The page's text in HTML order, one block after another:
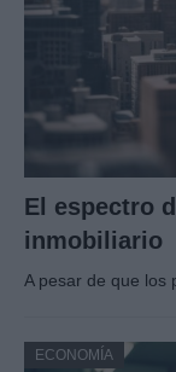
El espectro
inmobiliario
A pesar de que los
ECONOMÍA